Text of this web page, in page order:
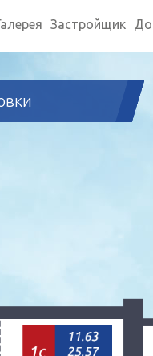
Застройщик